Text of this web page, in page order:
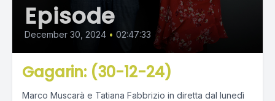
Episode
December 30, 2024 • 02:47:33
Gagarin: (30-12-24)
Marco Muscarà e Tatiana Fabbrizio in diretta dal lunedì